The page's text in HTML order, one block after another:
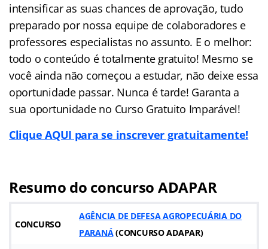
intensificar as suas chances de aprovação, tudo
preparado por nossa equipe de colaboradores e
professores especialistas no assunto. E o melhor:
todo o conteúdo é totalmente gratuito! Mesmo se
você ainda não começou a estudar, não deixe essa
oportunidade passar. Nunca é tarde! Garanta a
sua oportunidade no Curso Gratuito Imparável!
Clique AQUI para se inscrever gratuitamente!
Resumo do concurso ADAPAR
CONCURSO
AGÊNCIA DE DEFESA AGROPECUÁRIA DO
PARANÁ(CONCURSO ADAPAR)